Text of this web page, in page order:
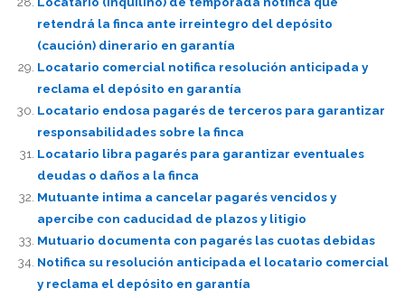
retendrá la finca ante irreintegro del depósito
(caución) dinerario en garantía
Locatario comercial notifica resolución anticipada y
reclama el depósito en garantía
Locatario endosa pagarés de terceros para garantizar
responsabilidades sobre la finca
Locatario libra pagarés para garantizar eventuales
deudas o daños a la finca
Mutuante intima a cancelar pagarés vencidos y
apercibe con caducidad de plazos y litigio
Mutuario documenta con pagarés las cuotas debidas
Notifica su resolución anticipada el locatario comercial
y reclama el depósito en garantía